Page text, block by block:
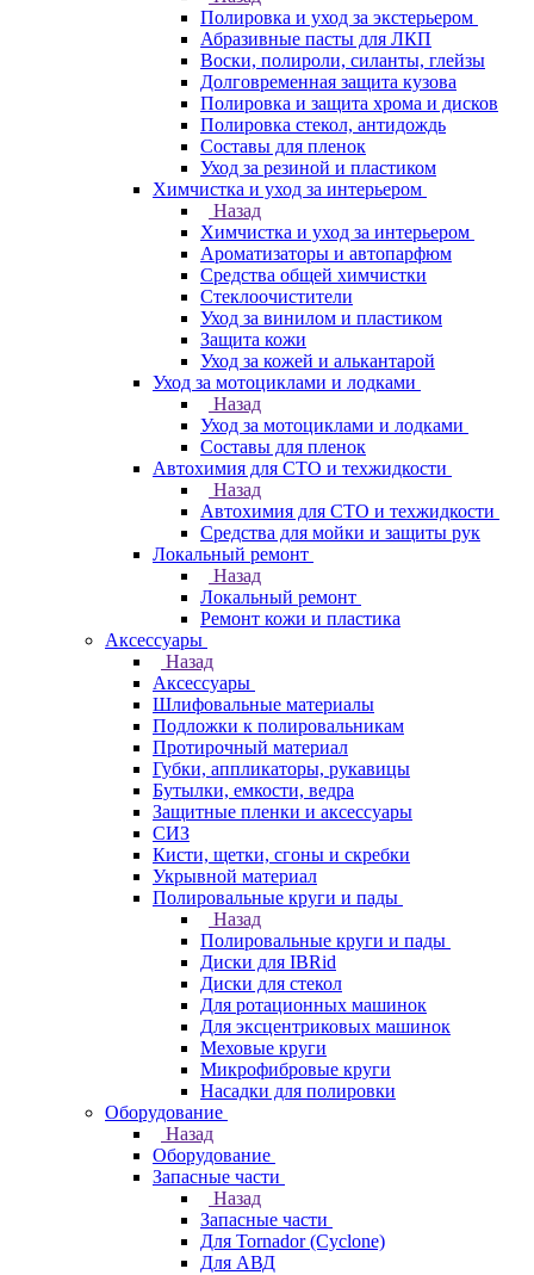
Полировка и уход за экстерьером
Абразивные пасты для ЛКП
Воски, полироли, силанты, глейзы
Долговременная защита кузова
Полировка и защита хрома и дисков
Полировка стекол, антидождь
Составы для пленок
Уход за резиной и пластиком
Химчистка и уход за интерьером
Назад
Химчистка и уход за интерьером
Ароматизаторы и автопарфюм
Средства общей химчистки
Стеклоочистители
Уход за винилом и пластиком
Защита кожи
Уход за кожей и алькантарой
Уход за мотоциклами и лодками
Назад
Уход за мотоциклами и лодками
Составы для пленок
Автохимия для СТО и техжидкости
Назад
Автохимия для СТО и техжидкости
Средства для мойки и защиты рук
Локальный ремонт
Назад
Локальный ремонт
Ремонт кожи и пластика
Аксессуары
Назад
Аксессуары
Шлифовальные материалы
Подложки к полировальникам
Протирочный материал
Губки, аппликаторы, рукавицы
Бутылки, емкости, ведра
Защитные пленки и аксессуары
СИЗ
Кисти, щетки, сгоны и скребки
Укрывной материал
Полировальные круги и пады
Назад
Полировальные круги и пады
Диски для IBRid
Диски для стекол
Для ротационных машинок
Для эксцентриковых машинок
Меховые круги
Микрофибровые круги
Насадки для полировки
Оборудование
Назад
Оборудование
Запасные части
Назад
Запасные части
Для Tornador (Cyclone)
Для АВД